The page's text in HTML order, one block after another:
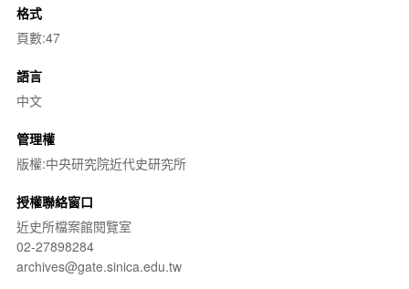
格式
頁數:47
語言
中文
管理權
版權:中央研究院近代史研究所
授權聯絡窗口
近史所檔案館閱覽室
02-27898284
archives@gate.sinica.edu.tw